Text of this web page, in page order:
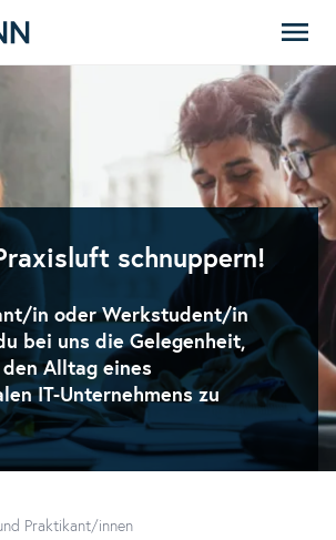
schnuppern!
in oder Werkstudent/in
bei uns die Gelegenheit,
Alltag eines
IT-Unternehmens zu
Werkstudierende und Praktikant/innen